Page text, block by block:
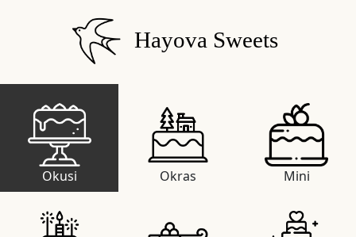
Hayova Sweets
Okusi Okras Mini